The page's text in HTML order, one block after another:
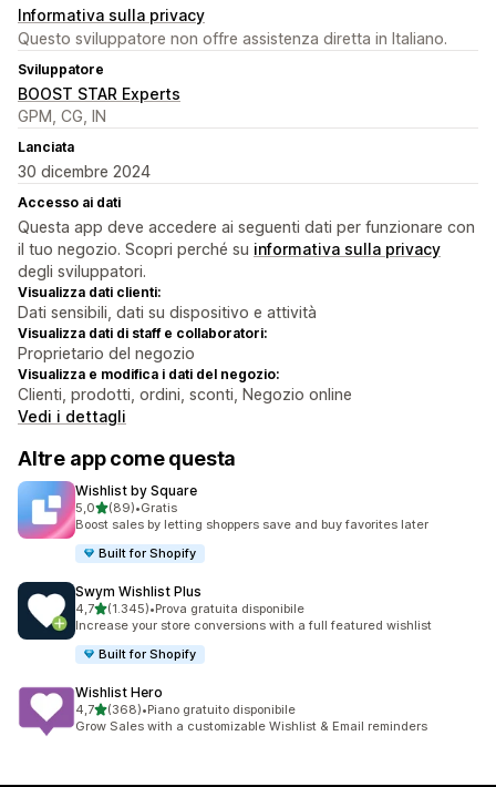
Informativa sulla privacy
Questo sviluppatore non offre assistenza diretta in Italiano.
Sviluppatore
BOOST STAR Experts
GPM, CG, IN
Lanciata
30 dicembre 2024
Accesso ai dati
Questa app deve accedere ai seguenti dati per funzionare con
il tuo negozio. Scopri perché su informativa sulla privacy
degli sviluppatori.
Visualizza dati clienti:
Dati sensibili, dati su dispositivo e attività
Visualizza dati di staff e collaboratori:
Proprietario del negozio
Visualizza e modifica i dati del negozio:
Clienti, prodotti, ordini, sconti, Negozio online
Vedi i dettagli
Altre app come questa
Wishlist by Square
5,0stelle su 5
(89)
89 recensioni totali
•Gratis
Boost sales by letting shoppers save and buy favorites later
Built for Shopify
Swym Wishlist Plus
4,7stelle su 5
(1.345)
1345 recensioni totali
•Prova gratuita disponibile
Increase your store conversions with a full featured wishlist
Built for Shopify
Wishlist Hero
4,7stelle su 5
(368)
368 recensioni totali
•Piano gratuito disponibile
Grow Sales with a customizable Wishlist & Email reminders